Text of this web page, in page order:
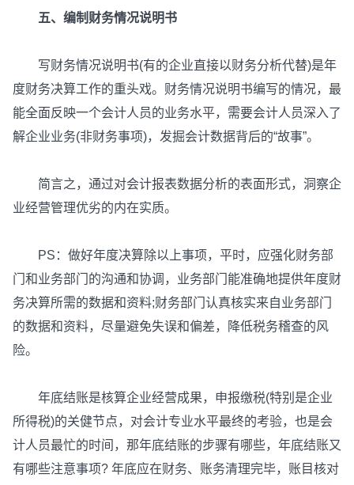
五、编制财务情况说明书
写财务情况说明书(有的企业直接以财务分析代替)是年
度财务决算工作的重头戏。财务情况说明书编写的情况，最
能全面反映一个会计人员的业务水平，需要会计人员深入了
解企业业务(非财务事项)，发掘会计数据背后的“故事”。
简言之，通过对会计报表数据分析的表面形式，洞察企
业经营管理优劣的内在实质。
PS：做好年度决算除以上事项，平时，应强化财务部
门和业务部门的沟通和协调，业务部门能准确地提供年度财
务决算所需的数据和资料;财务部门认真核实来自业务部门
的数据和资料，尽量避免失误和偏差，降低税务稽查的风
险。
年底结账是核算企业经营成果，申报缴税(特别是企业
所得税)的关健节点，对会计专业水平最终的考验，也是会
计人员最忙的时间，那年底结账的步骤有哪些，年底结账又
有哪些注意事项? 年底应在财务、账务清理完毕，账目核对